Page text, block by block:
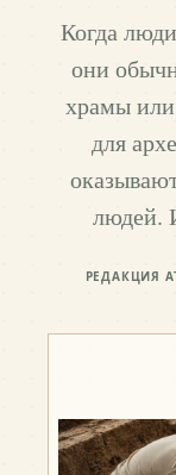
Когда
они
храмы
для
людей.
РЕДАКЦИЯ